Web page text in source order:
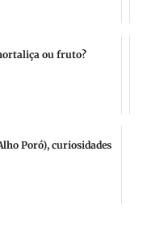
ou fruto?
Poró), curiosidades